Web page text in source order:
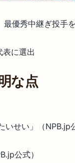
最優秀中継ぎ投手
表に選出
な点
いせい」（NPB.jp
公式）